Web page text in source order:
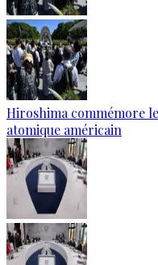
Hiroshima commémore
atomique américain